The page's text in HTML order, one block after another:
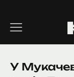
вмісту
У